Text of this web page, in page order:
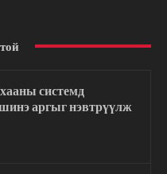
системд
аргыг нэвтрүүлж